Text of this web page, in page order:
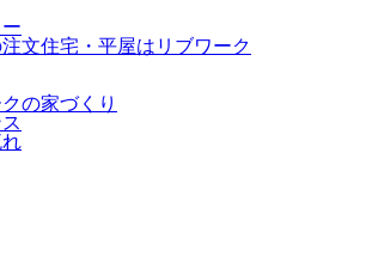
文住宅・平屋はリブワーク
の家づくり